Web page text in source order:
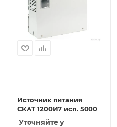
Источник питания
СКАТ 1200И7 исп. 5000
Уточняйте у